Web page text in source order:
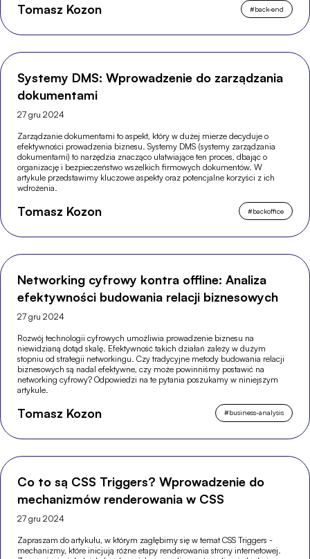
Tomasz Kozon #back-end
Systemy DMS: Wprowadzenie do zarządzania
dokumentami
27 gru 2024
Zarządzanie dokumentami to aspekt, który w dużej mierze decyduje o
efektywności prowadzenia biznesu. Systemy DMS (systemy zarządzania
dokumentami) to narzędzia znacząco ułatwiające ten proces, dbając o
organizację i bezpieczeństwo wszelkich firmowych dokumentów. W
artykule przedstawimy kluczowe aspekty oraz potencjalne korzyści z ich
wdrożenia.
Tomasz Kozon #backoffice
Networking cyfrowy kontra offline: Analiza
efektywności budowania relacji biznesowych
27 gru 2024
Rozwój technologii cyfrowych umożliwia prowadzenie biznesu na
niewidzianą dotąd skalę. Efektywność takich działań zależy w dużym
stopniu od strategii networkingu. Czy tradycyjne metody budowania relacji
biznesowych są nadal efektywne, czy może powinniśmy postawić na
networking cyfrowy? Odpowiedzi na te pytania poszukamy w niniejszym
artykule.
Tomasz Kozon #business-analysis
Co to są CSS Triggers? Wprowadzenie do
mechanizmów renderowania w CSS
27 gru 2024
Zapraszam do artykułu, w którym zagłębimy się w temat CSS Triggers -
mechanizmy, które inicjują różne etapy renderowania strony internetowej.